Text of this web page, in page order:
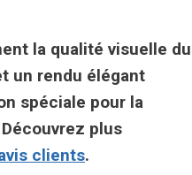
la qualité visuelle du
un rendu élégant
spéciale pour la
plus
clients.